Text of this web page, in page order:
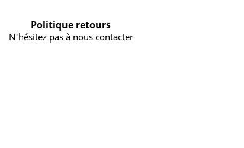
Politique retours
N'hésitez pas à nous contacter